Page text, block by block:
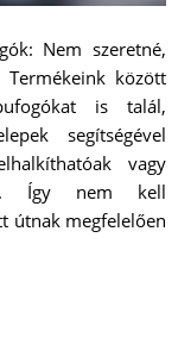
Nem szeretné,
között
is talál,
segítségével
vagy
Így nem kell
útnak megfelelően